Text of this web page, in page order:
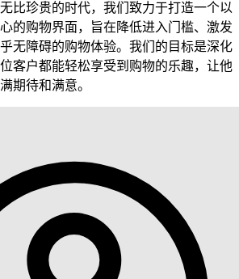
比珍贵的时代，我们致力于打造一个以
的购物界面，旨在降低进入门槛、激发
无障碍的购物体验。我们的目标是深化
客户都能轻松享受到购物的乐趣，让他
期待和满意。